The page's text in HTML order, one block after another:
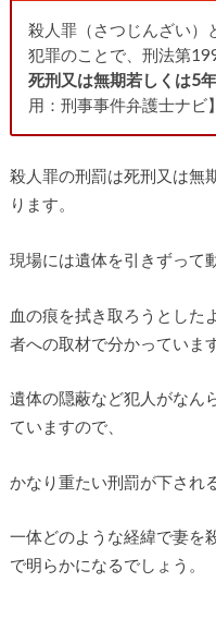
殺人罪（さつじんざい）
犯罪のことで、刑法第
死刑又は無期若しくは5
用：刑事事件弁護士ナビ】
殺人罪の刑罰は死刑又は無
ります。
現場には遺体を引きずって
血の痕を拭き取ろうとした
者への取材で分かっています
遺体の隠蔽など犯人がなん
ていますので、
かなり重たい刑罰が下され
一体どのような経緯で妻を
で明らかになるでしょう。